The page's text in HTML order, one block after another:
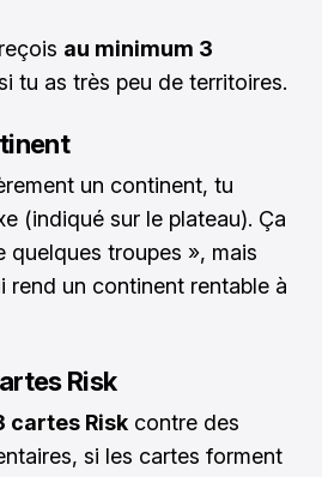
au minimum 3
tu as très peu de territoires.
un continent, tu
(indiqué sur le plateau). Ça
quelques troupes », mais
rend un continent rentable à
Risk
cartes Risk contre des
si les cartes forment